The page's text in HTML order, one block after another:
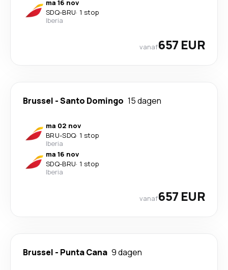
ma 16 nov
SDQ-BRU· 1 stop
Iberia
vanaf657 EUR
Brussel -Santo Domingo 15 dagen
ma 02 nov
BRU-SDQ· 1 stop
Iberia
ma 16 nov
SDQ-BRU· 1 stop
Iberia
vanaf657 EUR
Brussel - Punta Cana 9 dagen